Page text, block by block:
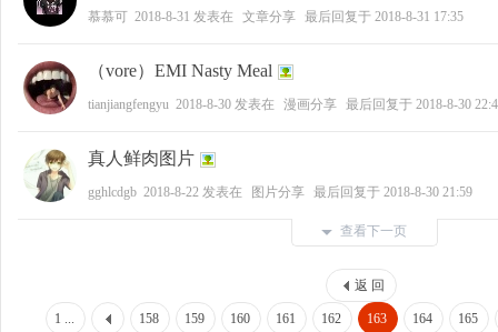
慕慕可 2018-8-31 发表在 文章分享 最后回复于 2018-8-31 17:35
（vore）EMI Nasty Meal
tianjiangfengyu 2018-8-30 发表在 漫画分享 最后回复于 2018-8-30
真人鲜肉图片
gghlcdgb 2018-8-22 发表在 图片分享 最后回复于 2018-8-30 21:59
查看下一页
返 回
1 ... 158 159 160 161 162 163 164 165